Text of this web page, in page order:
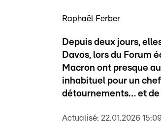
Raphaël Ferber
Depuis deux jours,
Davos, lors du Forum
Macron ont presque
inhabituel pour un
détournements… et
Actualisé: 22.01.2026